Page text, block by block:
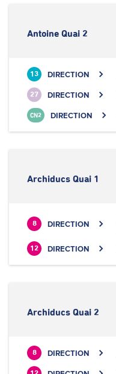
Antoine Quai 2
13 DIRECTION
27 DIRECTION
CN2 DIRECTION
Archiducs Quai 1
8 DIRECTION
12 DIRECTION
Archiducs Quai 2
8 DIRECTION